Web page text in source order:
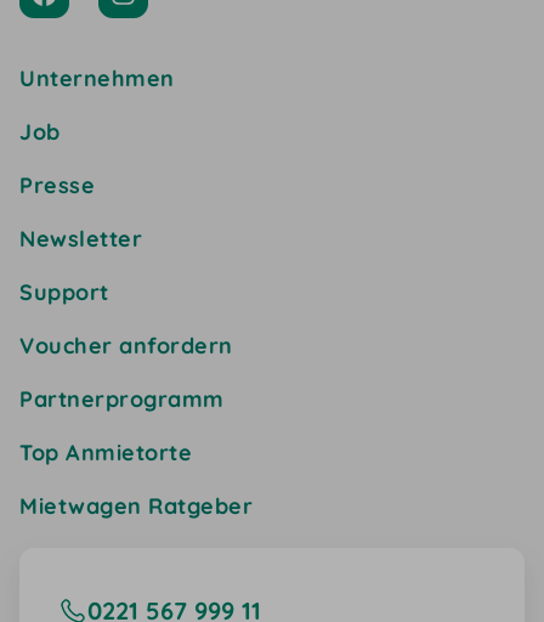
Unternehmen
Job
Presse
Newsletter
Support
Voucher anfordern
Partnerprogramm
Top Anmietorte
Mietwagen Ratgeber
0221 567 999 11